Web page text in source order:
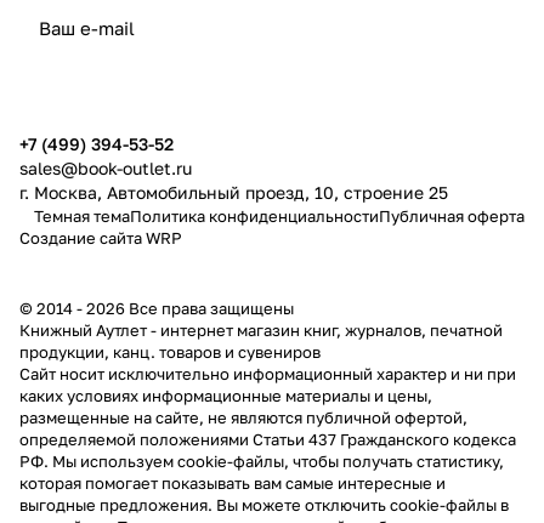
+7 (499) 394-53-52
sales@book-outlet.ru
г. Москва, Автомобильный проезд, 10, строение 25
Темная темаПолитика конфиденциальностиПубличная оферта
Создание сайтаWRP
© 2014 - 2026 Все права защищены
Книжный Аутлет - интернет магазин книг, журналов, печатной
продукции, канц. товаров и сувениров
Cайт носит исключительно информационный характер и ни при
каких условиях информационные материалы и цены,
размещенные на сайте, не являются публичной офертой,
определяемой положениями Статьи 437 Гражданского кодекса
РФ. Мы используем cookie-файлы, чтобы получать статистику,
которая помогает показывать вам самые интересные и
выгодные предложения. Вы можете отключить cookie-файлы в